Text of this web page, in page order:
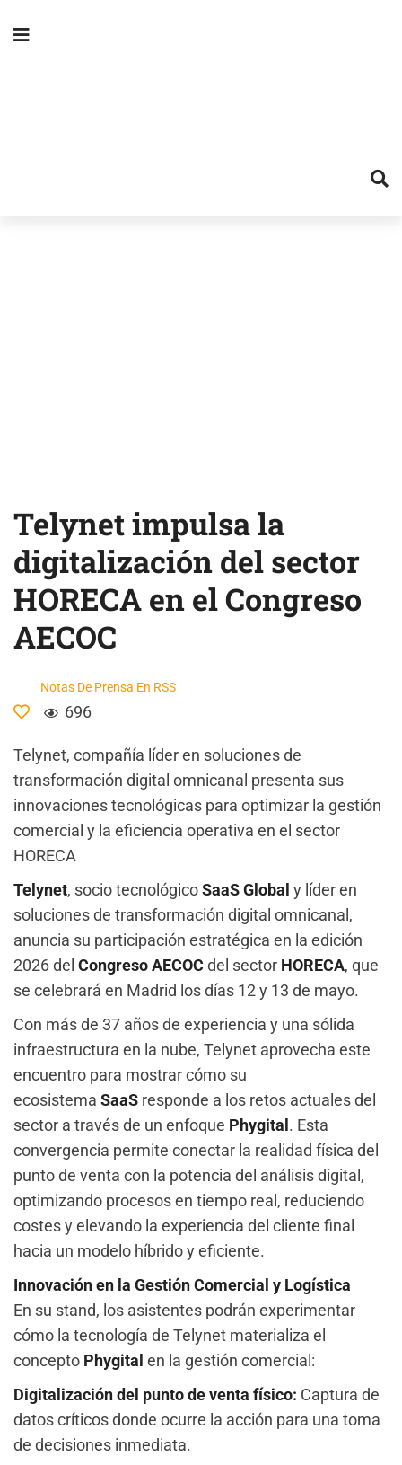
Telynet impulsa la
digitalización del sector
HORECA en el Congreso
AECOC
Notas De Prensa En RSS
696
Telynet, compañía líder en soluciones de
transformación digital omnicanal presenta sus
innovaciones tecnológicas para optimizar la gestión
comercial y la eficiencia operativa en el sector
HORECA
Telynet, socio tecnológicoSaaS Global y líder en
soluciones de transformación digital omnicanal,
anuncia su participación estratégica en la edición
2026 del Congreso AECOCdel sector HORECA, que
se celebrará en Madrid los días 12 y 13 de mayo.
Con más de 37 años de experiencia y una sólida
infraestructura en la nube, Telynet aprovecha este
encuentro para mostrar cómo su
ecosistema SaaS responde a los retos actuales del
sector a través de un enfoque Phygital. Esta
convergencia permite conectar la realidad física del
punto de venta con la potencia del análisis digital,
optimizando procesos en tiempo real, reduciendo
costes y elevando la experiencia del cliente final
hacia un modelo híbrido y eficiente.
Innovación en la Gestión Comercial y Logística
En su stand, los asistentes podrán experimentar
cómo la tecnología de Telynet materializa el
concepto Phygital en la gestión comercial:
Digitalización del punto de venta físico: Captura de
datos críticos donde ocurre la acción para una toma
de decisiones inmediata.